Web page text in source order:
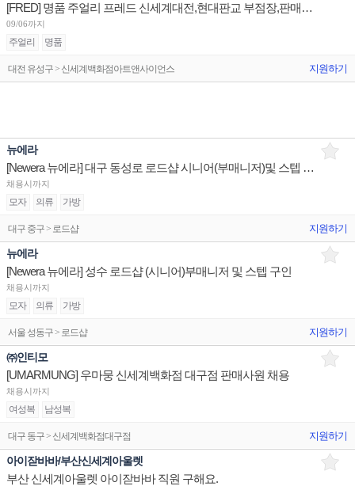
[FRED] 명품 주얼리 프레드 신세계대전,현대판교 부점장,판매사원/신세계광주 점장 채용
09/06까지
주얼리 명품
대전 유성구 > 신세계백화점아트앤사이언스 지원하기
뉴에라
[Newera 뉴에라] 대구 동성로 로드샵 시니어(부매니저)및 스텝 구인
채용시까지
모자 의류 가방
대구 중구 > 로드샵 지원하기
뉴에라
[Newera 뉴에라] 성수 로드샵 (시니어)부매니저 및 스텝 구인
채용시까지
모자 의류 가방
서울 성동구 > 로드샵 지원하기
㈜인티모
[UMARMUNG] 우마뭉 신세계백화점 대구점 판매사원 채용
채용시까지
여성복 남성복
대구 동구 > 신세계백화점대구점 지원하기
아이잗바바/부산신세계아울렛
부산 신세계아울렛 아이잗바바 직원 구해요.